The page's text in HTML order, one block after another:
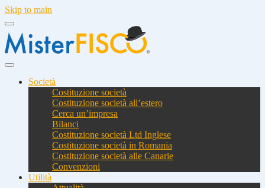
Skip to main
Società
Costituzione società
Costituzione società all’estero
Cerca un’impresa
Bilanci
Costituzione società Ltd Inglese
Costituzione società in Romania
Costituzione società alle Canarie
Convenzioni
Utilità